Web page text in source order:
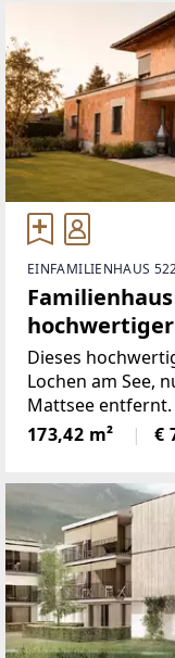
EINFAMILIENHAUS
Fassaden-
Dieses
Lochen am See,
Mattsee entfernt.
zwei Welten:
gleichzeitig eine
173,42 m² €